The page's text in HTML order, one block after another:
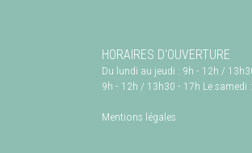
HORAIRES D'OUVERTURE
Du lundi au jeudi : 9h - 12h /
9h - 12h / 13h30 - 17h Le samedi
Mentions légales